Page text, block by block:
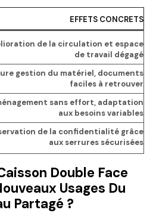
EFFETS CONCRETS
de la circulation et espace
de travail dégagé
gestion du matériel, documents
faciles à retrouver
sans effort, adaptation
aux besoins variables
de la confidentialité grâce
aux serrures sécurisées
Double Face
Usages Du
Partagé ?